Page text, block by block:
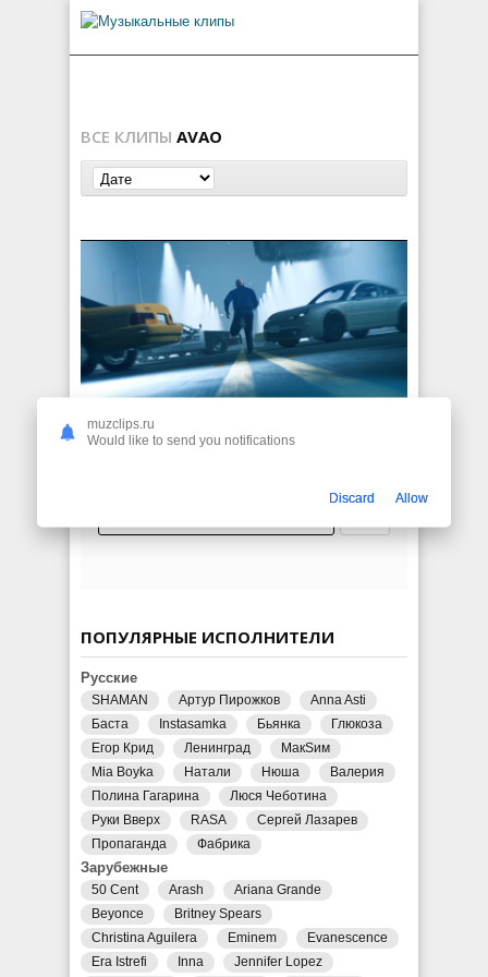
ВСЕ КЛИПЫ AVAO
Will Sparks & AVAO — Thunder
ПОПУЛЯРНЫЕ ИСПОЛНИТЕЛИ
Русские
SHAMAN Артур Пирожков
Anna Asti
Баста
Instasamka Бьянка
Глюкоза
Егор Крид
Ленинград
МакSим
Mia Boyka
Натали Нюша
Валерия
Полина Гагарина
Люся Чеботина
Руки Вверх
RASA
Сергей Лазарев
Пропаганда
Фабрика
Зарубежные
50 Cent Arash
Ariana Grande
Beyonce
Britney Spears
Christina Aguilera
Eminem
Evanescence
Era Istrefi
Inna Jennifer Lopez
muzclips.ru
Would like to send you notifications
Discard Allow